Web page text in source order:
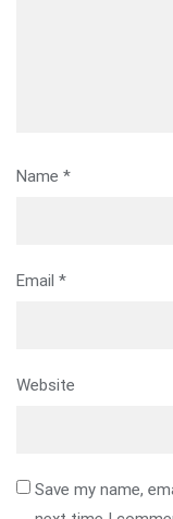
Name *
Email *
Website
Save my name,